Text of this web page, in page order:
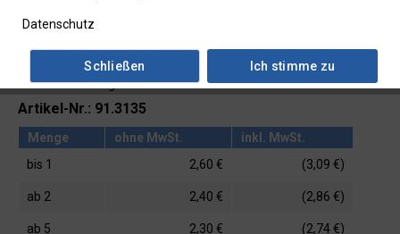
Lieferzeit: ab Lager
Artikel-Nr.: 91.3135
Menge ohne MwSt.
inkl. MwSt.
bis 1 2,60 € (3,09 €)
ab 2 2,40 € (2,86 €)
ab 5 2,30 € (2,74 €)
Datenschutz
Ich stimme zu
Schließen